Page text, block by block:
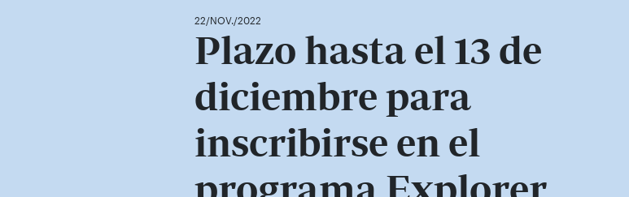
22/NOV./2022
Plazo hasta el 13 de
diciembre para
inscribirse en el